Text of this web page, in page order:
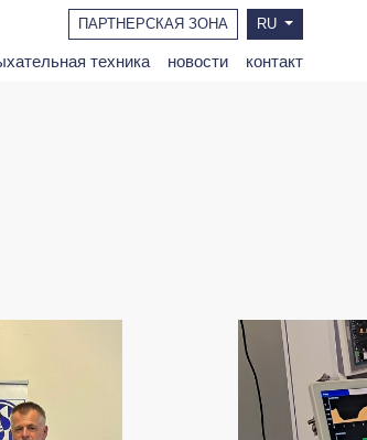
ПАРТНЕРСКАЯ ЗОНА RU
техника новости контакт